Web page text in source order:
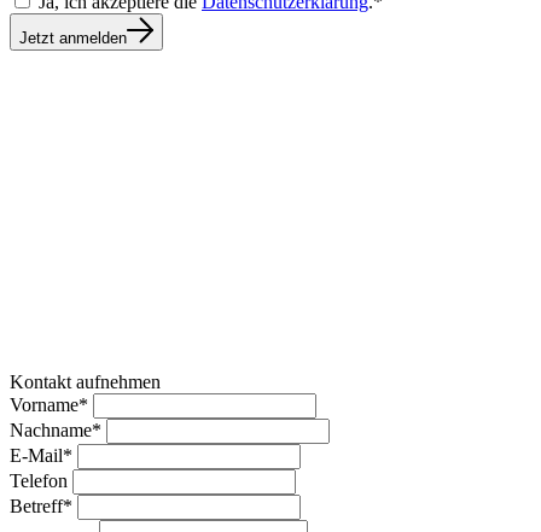
Jetzt anmelden
Kontakt aufnehmen
Vorname*
Nachname*
E-Mail*
Telefon
Betreff*